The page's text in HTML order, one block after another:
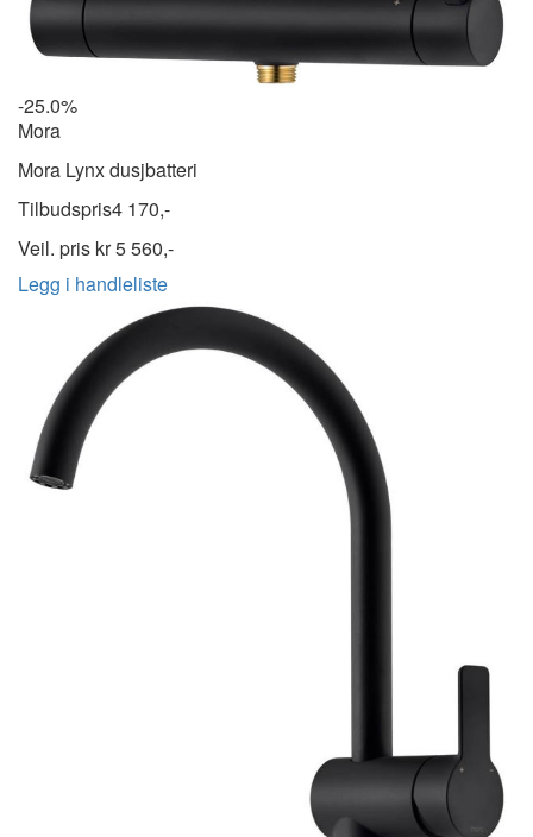
-25.0%
Mora
Mora Lynx dusjbatteri
Tilbudspris4 170,-
Veil. pris kr5 560,-
Legg i handleliste